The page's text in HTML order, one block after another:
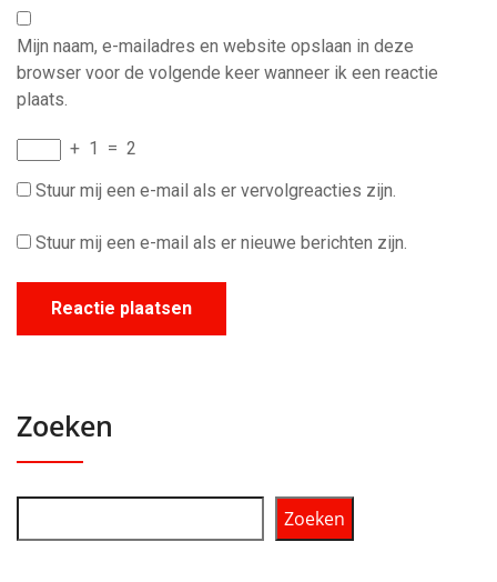
Mijn naam, e-mailadres en website opslaan in deze
browser voor de volgende keer wanneer ik een reactie
plaats.
+ 1 = 2
Stuur mij een e-mail als er vervolgreacties zijn.
Stuur mij een e-mail als er nieuwe berichten zijn.
Zoeken
Zoeken